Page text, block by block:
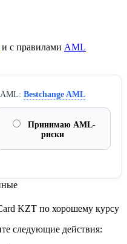
и с правилами AML
AML: Bestchange AML
Принимаю AML-
риски
KZT по хорошему курсу
следующие действия: